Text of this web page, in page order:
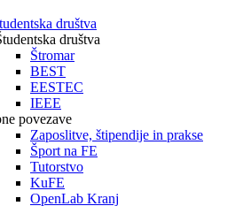
društva
društva
Štromar
BEST
EESTEC
IEEE
povezave
Zaposlitve, štipendije in prakse
Šport na FE
Tutorstvo
KuFE
OpenLab Kranj